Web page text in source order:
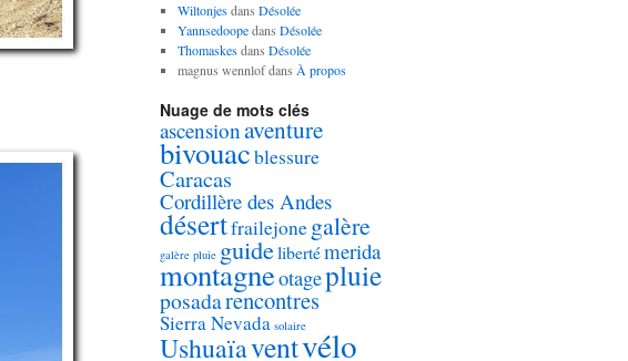
Wiltonjesdans Désolée
Yannsedoopedans Désolée
Thomaskesdans Désolée
magnus wennlofdans À propos
Nuage de mots clés
ascensionaventure
bivouacblessure
Caracas
Cordillère des Andes
désertfrailejonegalère
galère pluie guidelibertémerida
montagneotagepluie
posadarencontres
Sierra Nevada solaire
Ushuaïaventvélo